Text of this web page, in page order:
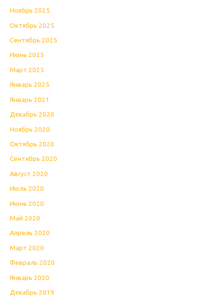
Ноябрь 2025
Октябрь 2025
Сентябрь 2025
Июнь 2025
Март 2025
Январь 2025
Январь 2021
Декабрь 2020
Ноябрь 2020
Октябрь 2020
Сентябрь 2020
Август 2020
Июль 2020
Июнь 2020
Май 2020
Апрель 2020
Март 2020
Февраль 2020
Январь 2020
Декабрь 2019